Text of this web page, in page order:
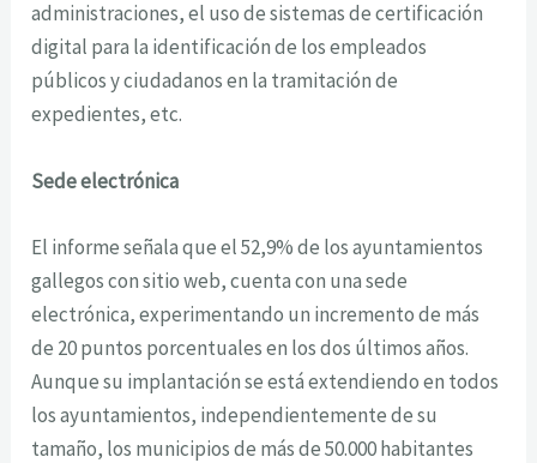
administraciones, el uso de sistemas de certificación
digital para la identificación de los empleados
públicos y ciudadanos en la tramitación de
expedientes, etc.
Sede electrónica
El informe señala que el 52,9% de los ayuntamientos
gallegos con sitio web, cuenta con una sede
electrónica, experimentando un incremento de más
de 20 puntos porcentuales en los dos últimos años.
Aunque su implantación se está extendiendo en todos
los ayuntamientos, independientemente de su
tamaño, los municipios de más de 50.000 habitantes